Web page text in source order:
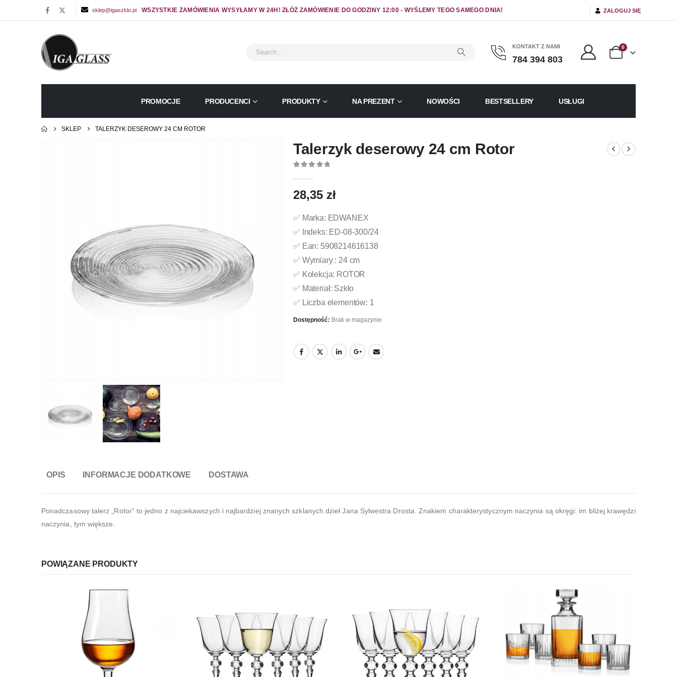
sklep@igaszklo.pl WSZYSTKIE ZAMÓWIENIA WYSYŁAMY W 24H! ZŁÓŻ ZAMÓWIENIE DO GODZINY 12:00 - WYŚLEMY TEGO SAMEGO DNIA! ZALOGUJ SIĘ
KONTAKT Z NAMI
784 394 803
0
PROMOCJE PRODUCENCI PRODUKTY NA PREZENT NOWOŚCI BESTSELLERY USŁUGI
SKLEP TALERZYK DESEROWY 24 CM ROTOR
Talerzyk deserowy 24 cm Rotor
28,35 zł
✅ Marka: EDWANEX
✅ Indeks: ED-08-300/24
✅ Ean: 5908214616138
✅ Wymiary : 24 cm
✅ Kolekcja: ROTOR
✅ Materiał: Szkło
✅ Liczba elementów: 1
Dostępność: Brak w magazynie
OPIS INFORMACJE DODATKOWE DOSTAWA
Ponadczasowy talerz „Rotor” to jedno z najciekawszych i najbardziej znanych szklanych dzieł Jana Sylwestra Drosta. Znakiem charakterystycznym naczynia są okręgi: im bliżej krawędzi
naczynia, tym większe.
POWIĄZANE PRODUKTY